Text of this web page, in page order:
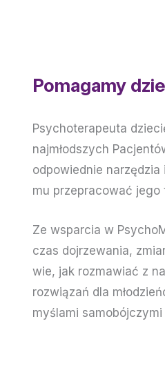
Pomagamy
Psychoterapeuta
najmłodszych
odpowiednie
mu przepracować
Ze wsparcia w
czas dojrzewania,
wie, jak rozmawiać z
rozwiązań dla
myślami